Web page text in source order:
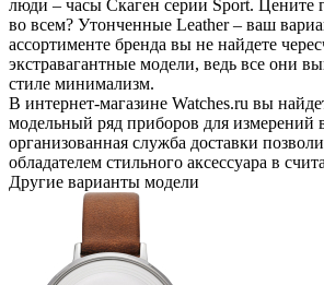
люди – часы Скаген серии Sport. Цените
во всем? Утонченные Leather – ваш
ассортименте бренда вы не найдете
экстравагантные модели, ведь все они
стиле минимализм.
В интернет-магазине Watches.ru вы
модельный ряд приборов для измерений
организованная служба доставки
обладателем стильного аксессуара в
Другие варианты модели